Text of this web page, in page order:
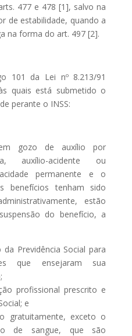
477 e 478 [1], salvo na
de estabilidade, quando a
na forma do art. 497 [2].
101 da Lei nº 8.213/91
quais está submetido o
perante o INSS:
gozo de auxílio por
auxílio-acidente ou
permanente e o
benefícios tenham sido
estão
do benefício, a
Previdência Social para
que ensejaram sua
profissional prescrito e
e
gratuitamente, exceto o
de sangue, que são